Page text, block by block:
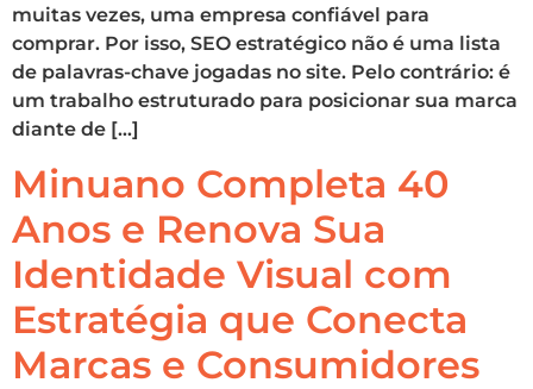
muitas vezes, uma empresa confiável para
comprar. Por isso, SEO estratégico não é uma lista
de palavras-chave jogadas no site. Pelo contrário: é
um trabalho estruturado para posicionar sua marca
diante de […]
Minuano Completa 40
Anos e Renova Sua
Identidade Visual com
Estratégia que Conecta
Marcas e Consumidores